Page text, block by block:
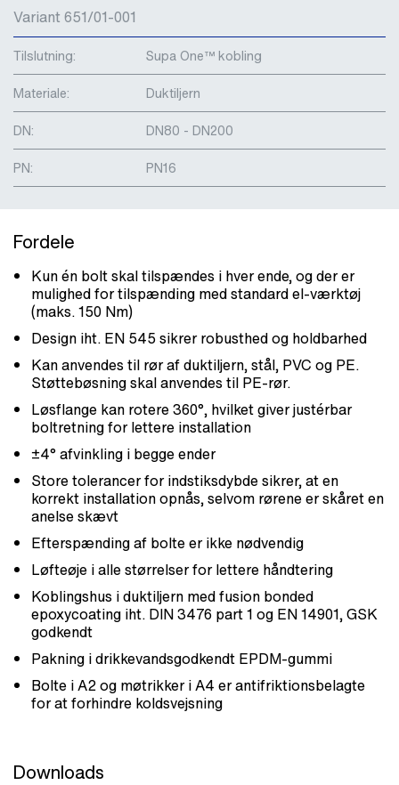
Variant 651/01-001
Tilslutning:
Supa One™ kobling
Materiale:
Duktiljern
DN:
DN80 - DN200
PN:
PN16
Fordele
Kun én bolt skal tilspændes i hver ende, og der er
mulighed for tilspænding med standard el-værktøj
(maks. 150 Nm)
Design iht. EN 545 sikrer robusthed og holdbarhed
Kan anvendes til rør af duktiljern, stål, PVC og PE.
Støttebøsning skal anvendes til PE-rør.
Løsflange kan rotere 360°, hvilket giver justérbar
boltretning for lettere installation
±4° afvinkling i begge ender
Store tolerancer for indstiksdybde sikrer, at en
korrekt installation opnås, selvom rørene er skåret en
anelse skævt
Efterspænding af bolte er ikke nødvendig
Løfteøje i alle størrelser for lettere håndtering
Koblingshus i duktiljern med fusion bonded
epoxycoating iht. DIN 3476 part 1 og EN 14901, GSK
godkendt
Pakning i drikkevandsgodkendt EPDM-gummi
Bolte i A2 og møtrikker i A4 er antifriktionsbelagte
for at forhindre koldsvejsning
Downloads